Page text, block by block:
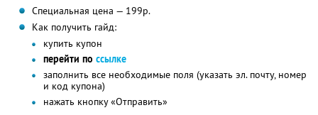
Специальная цена — 199р.
Как получить гайд:
купить купон
перейти по ссылке
заполнить все необходимые поля (указать эл. почту, номер
и код купона)
нажать кнопку «Отправить»